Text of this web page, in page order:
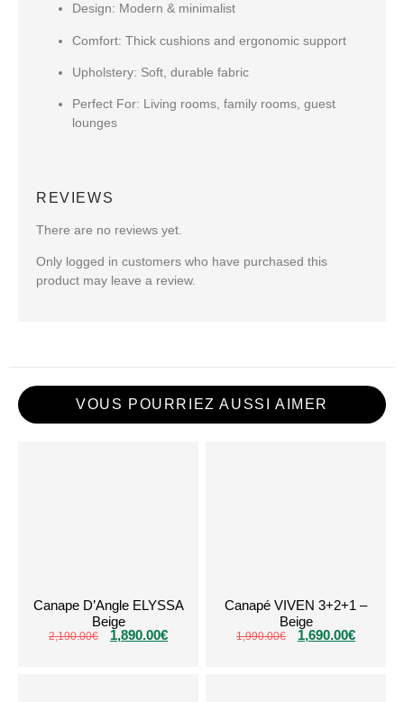
Design: Modern & minimalist
Comfort: Thick cushions and ergonomic support
Upholstery: Soft, durable fabric
Perfect For: Living rooms, family rooms, guest
lounges
REVIEWS
There are no reviews yet.
Only logged in customers who have purchased this
product may leave a review.
VOUS POURRIEZ AUSSI AIMER
Canape D’Angle ELYSSA
Beige
2,190.00€ 1,890.00€
Canapé VIVEN 3+2+1 –
Beige
1,990.00€ 1,690.00€